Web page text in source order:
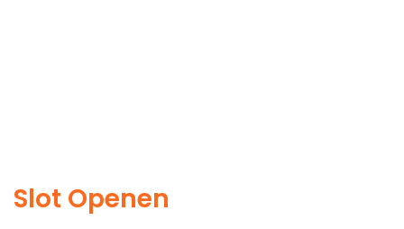
Slot Openen